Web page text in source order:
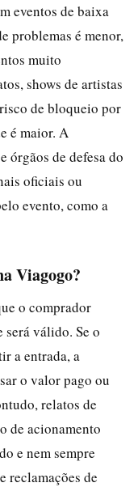
eventos de baixa
problemas é menor,
muito
shows de artistas
de bloqueio por
é maior. A
órgãos de defesa do
oficiais ou
evento, como a
Viagogo?
o comprador
será válido. Se o
a entrada, a
o valor pago ou
relatos de
de acionamento
e nem sempre
reclamações de